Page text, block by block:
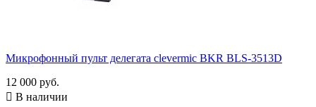
Микрофонный пульт делегата clevermic BKR BLS-3513D
12 000 руб.
 В наличии